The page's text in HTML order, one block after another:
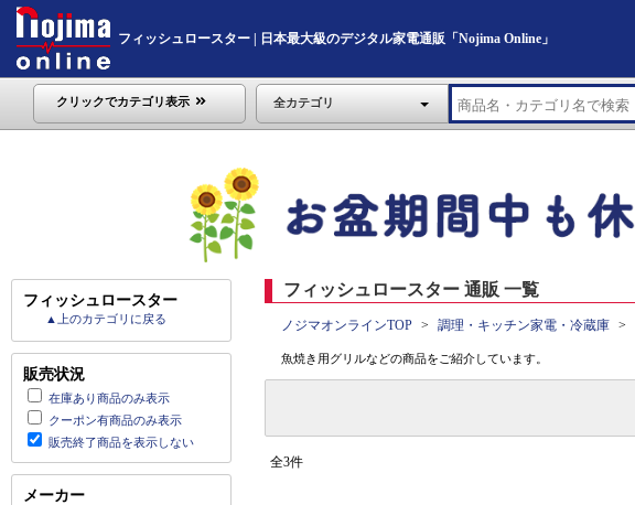
フィッシュロースター | 日本最大級のデジタル家電通販「Nojima Online」
クリックでカテゴリ表示 全カテゴリ
フィッシュロースター
▲上のカテゴリに戻る
販売状況
在庫あり商品のみ表示
クーポン有商品のみ表示
販売終了商品を表示しない
メーカー
フィッシュロースター 通販 一覧
ノジマオンラインTOP 調理・キッチン家電・冷蔵庫
魚焼き用グリルなどの商品をご紹介しています。
全3件